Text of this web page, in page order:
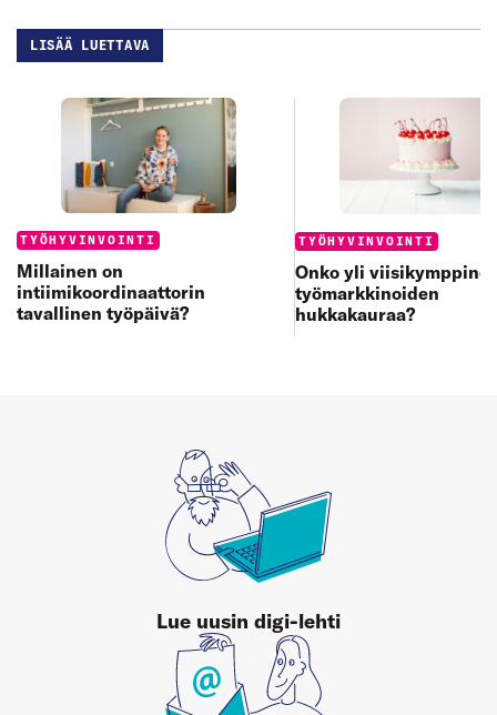
LISÄÄ LUETTAVA
Categories:
TYÖHYVINVOINTI
Millainen on
intiimikoordinaattorin
tavallinen työpäivä?
Categories:
TYÖHYVINVOINTI
Onko yli
työmarkkinoiden
hukkakauraa?
Lue uusin digi-lehti